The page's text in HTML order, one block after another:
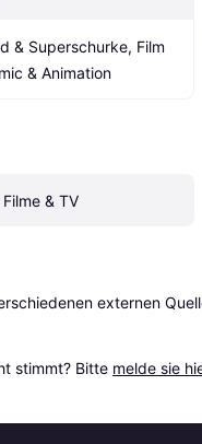
& Superschurke, Film
& Animation
& TV
externen
stimmt? Bitte melde sie